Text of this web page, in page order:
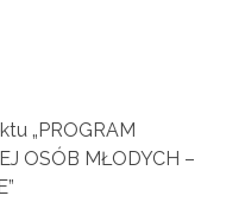
„PROGRAM
OSÓB MŁODYCH –